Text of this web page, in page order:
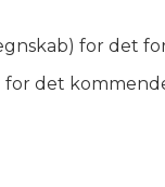
for det
det